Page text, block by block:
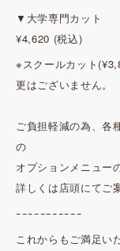
▼大学専門カット
¥4,620 (税込)
※スクールカット
更はございません。
ご負担軽減の為、各
の
オプションメニュー
詳しくは店頭にてご
ｰｰｰｰｰｰｰｰｰｰｰ
これからもご満足い